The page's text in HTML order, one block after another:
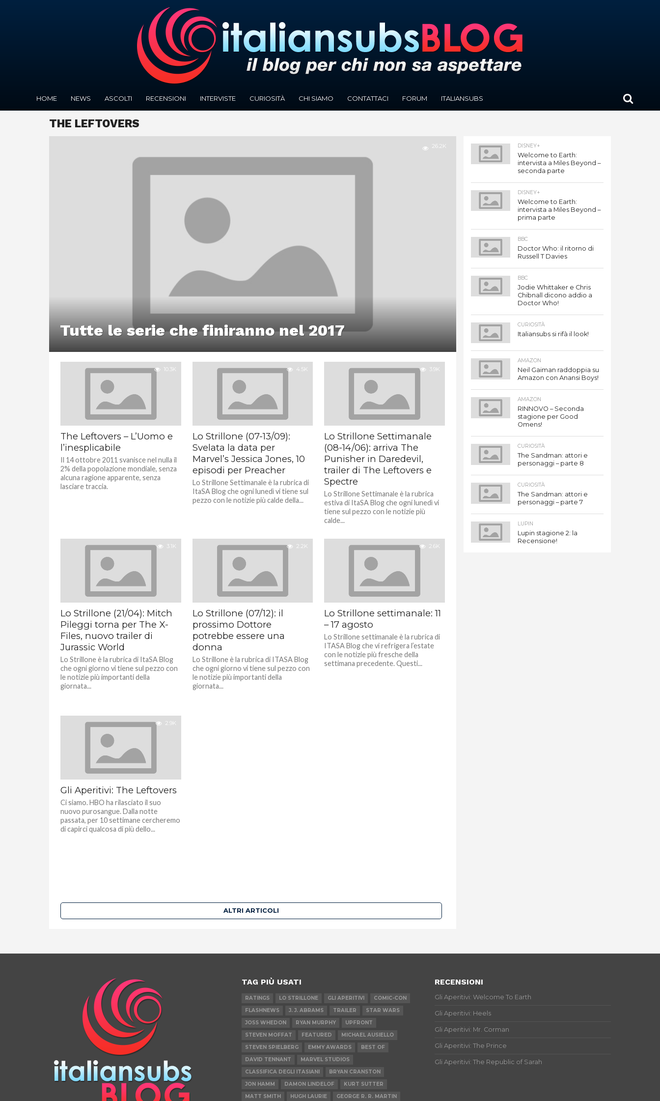
HOME NEWS ASCOLTI RECENSIONI INTERVISTE CURIOSITÀ CHI SIAMO CONTATTACI FORUM ITALIANSUBS
THE LEFTOVERS
Tutte le serie che finiranno nel 2017
26.2K
10.3K
The Leftovers – L’Uomo e
l’inesplicabile
Il 14 ottobre 2011 svanisce nel nulla il
2% della popolazione mondiale, senza
alcuna ragione apparente, senza
lasciare traccia.
4.5K
Lo Strillone (07-13/09):
Svelata la data per
Marvel’s Jessica Jones, 10
episodi per Preacher
Lo Strillone Settimanale è la rubrica di
ItaSA Blog che ogni lunedì vi tiene sul
pezzo con le notizie più calde della...
3.9K
Lo Strillone Settimanale
(08-14/06): arriva The
Punisher in Daredevil,
trailer di The Leftovers e
Spectre
Lo Strillone Settimanale è la rubrica
estiva di ItaSA Blog che ogni lunedì vi
tiene sul pezzo con le notizie più
calde...
3.1K
Lo Strillone (21/04): Mitch
Pileggi torna per The X-
Files, nuovo trailer di
Jurassic World
Lo Strillone è la rubrica di ItaSA Blog
che ogni giorno vi tiene sul pezzo con
le notizie più importanti della
giornata...
2.2K
Lo Strillone (07/12): il
prossimo Dottore
potrebbe essere una
donna
Lo Strillone è la rubrica di ITASA Blog
che ogni giorno vi tiene sul pezzo con
le notizie più importanti della
giornata...
2.6K
Lo Strillone settimanale: 11
– 17 agosto
Lo Strillone settimanale è la rubrica di
ITASA Blog che vi refrigera l’estate
con le notizie più fresche della
settimana precedente. Questi...
2.9K
Gli Aperitivi: The Leftovers
Ci siamo. HBO ha rilasciato il suo
nuovo purosangue. Dalla notte
passata, per 10 settimane cercheremo
di capirci qualcosa di più dello...
ALTRI ARTICOLI
DISNEY+
Welcome to Earth:
intervista a Miles Beyond –
seconda parte
DISNEY+
Welcome to Earth:
intervista a Miles Beyond –
prima parte
BBC
Doctor Who: il ritorno di
Russell T Davies
BBC
Jodie Whittaker e Chris
Chibnall dicono addio a
Doctor Who!
CURIOSITÀ
Italiansubs si rifà il look!
AMAZON
Neil Gaiman raddoppia su
Amazon con Anansi Boys!
AMAZON
RINNOVO – Seconda
stagione per Good
Omens!
CURIOSITÀ
The Sandman: attori e
personaggi – parte 8
CURIOSITÀ
The Sandman: attori e
personaggi – parte 7
LUPIN
Lupin stagione 2: la
Recensione!
TAG PIÙ USATI
RATINGS LO STRILLONE GLI APERITIVI
COMIC-CON
FLASHNEWS
J. J. ABRAMS TRAILER
STAR WARS
JOSS WHEDON
RYAN MURPHY
UPFRONT
STEVEN MOFFAT
FEATURED
MICHAEL AUSIELLO
STEVEN SPIELBERG
EMMY AWARDS
BEST OF
DAVID TENNANT
MARVEL STUDIOS
CLASSIFICA DEGLI ITASIANI
BRYAN CRANSTON
JON HAMM
DAMON LINDELOF
KURT SUTTER
MATT SMITH
HUGH LAURIE GEORGE R. R. MARTIN
RECENSIONI
Gli Aperitivi: Welcome To Earth
Gli Aperitivi: Heels
Gli Aperitivi: Mr. Corman
Gli Aperitivi: The Prince
Gli Aperitivi: The Republic of Sarah